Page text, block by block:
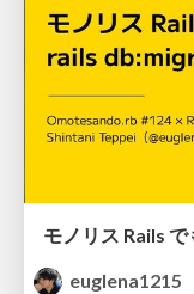
euglena1215